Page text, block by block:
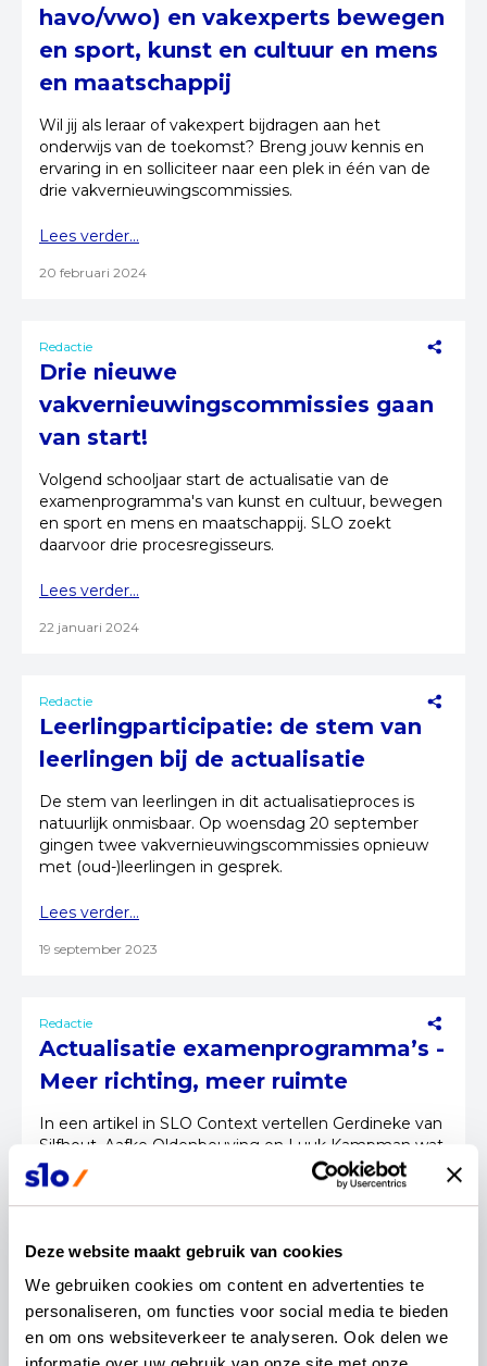
Deze website maakt gebruik van cookies
We gebruiken cookies om content en advertenties te
personaliseren, om functies voor social media te bieden
en om ons websiteverkeer te analyseren. Ook delen we
havo/vwo) en vakexperts bewegen
en sport, kunst en cultuur en mens
en maatschappij
Wil jij als leraar of vakexpert bijdragen aan het
onderwijs van de toekomst? Breng jouw kennis en
ervaring in en solliciteer naar een plek in één van de
drie vakvernieuwingscommissies.
Lees verder...
20 februari 2024
Redactie
Drie nieuwe
vakvernieuwingscommissies gaan
van start!
Volgend schooljaar start de actualisatie van de
examenprogramma's van kunst en cultuur, bewegen
en sport en mens en maatschappij. SLO zoekt
daarvoor drie procesregisseurs.
Lees verder...
22 januari 2024
Redactie
Leerlingparticipatie: de stem van
leerlingen bij de actualisatie
De stem van leerlingen in dit actualisatieproces is
natuurlijk onmisbaar. Op woensdag 20 september
gingen twee vakvernieuwingscommissies opnieuw
met (oud-)leerlingen in gesprek.
Lees verder...
19 september 2023
Redactie
Actualisatie examenprogramma’s -
Meer richting, meer ruimte
In een artikel in SLO Context vertellen Gerdineke van
Silfhout, Aafke Oldenbeuving en Luuk Kampman wat
de actualisatie van de examenprogramma's precies
inhoudt en welke richting het op gaat.
Redactie